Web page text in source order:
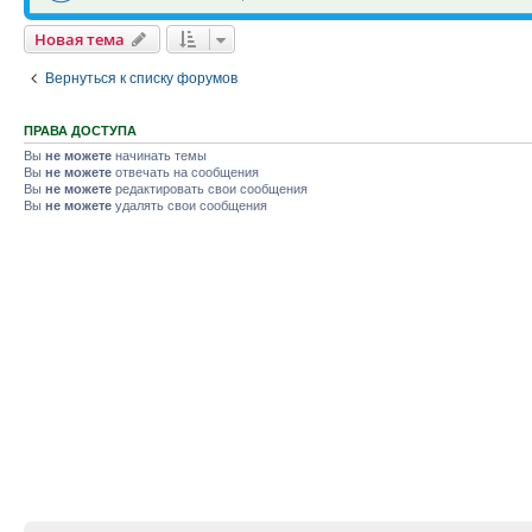
Новая тема
Вернуться к списку форумов
ПРАВА ДОСТУПА
Вы не можете начинать темы
Вы не можете отвечать на сообщения
Вы не можете редактировать свои сообщения
Вы не можете удалять свои сообщения